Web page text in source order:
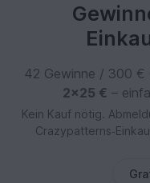
42 Gewinne / 300 €
2×25 € –
Kein Kauf nötig.